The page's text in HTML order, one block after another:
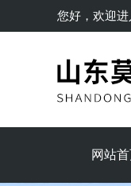
您好，欢迎进
网站